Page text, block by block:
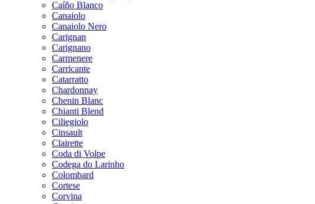
Caíño Blanco
Canaiolo
Canaiolo Nero
Carignan
Carignano
Carmenere
Carricante
Catarratto
Chardonnay
Chenin Blanc
Chianti Blend
Ciliegiolo
Cinsault
Clairette
Coda di Volpe
Codega do Larinho
Colombard
Cortese
Corvina